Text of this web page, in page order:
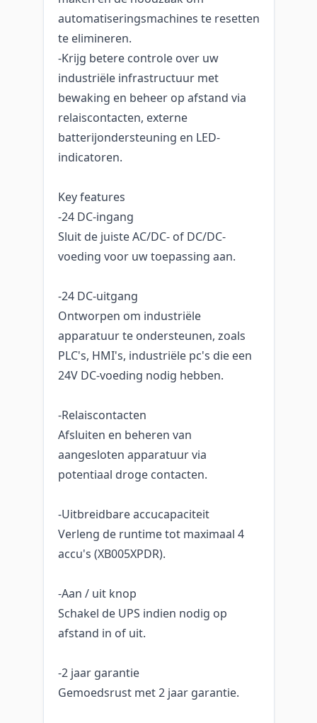
automatiseringsmachines te resetten
te elimineren.
-Krijg betere controle over uw
industriële infrastructuur met
bewaking en beheer op afstand via
relaiscontacten, externe
batterijondersteuning en LED-
indicatoren.
Key features
-24 DC-ingang
Sluit de juiste AC/DC- of DC/DC-
voeding voor uw toepassing aan.
-24 DC-uitgang
Ontworpen om industriële
apparatuur te ondersteunen, zoals
PLC's, HMI's, industriële pc's die een
24V DC-voeding nodig hebben.
-Relaiscontacten
Afsluiten en beheren van
aangesloten apparatuur via
potentiaal droge contacten.
-Uitbreidbare accucapaciteit
Verleng de runtime tot maximaal 4
accu's (XB005XPDR).
-Aan / uit knop
Schakel de UPS indien nodig op
afstand in of uit.
-2 jaar garantie
Gemoedsrust met 2 jaar garantie.